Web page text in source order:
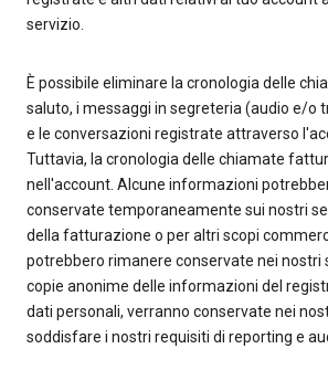
servizio.
È possibile eliminare la cronologia delle
saluto, i messaggi in segreteria (audio e/o
e le conversazioni registrate attraverso
Tuttavia, la cronologia delle chiamate
nell'account. Alcune informazioni
conservate temporaneamente sui nostri
della fatturazione o per altri scopi
potrebbero rimanere conservate nei nostri
copie anonime delle informazioni del
dati personali, verranno conservate nei
soddisfare i nostri requisiti di reporting e